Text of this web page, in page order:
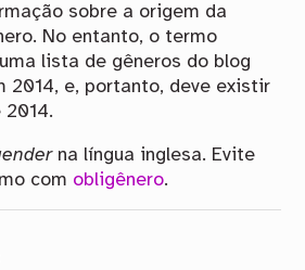
sobre a origem da
No entanto, o termo
lista de gêneros do blog
2014, e, portanto, deve existir
2014.
na língua inglesa. Evite
com obligênero.